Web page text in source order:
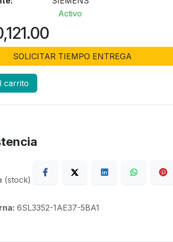
Activo
SOLICITAR TIEMPO ENTREGA
carrito
(stock)
6SL3352-1AE37-5BA1